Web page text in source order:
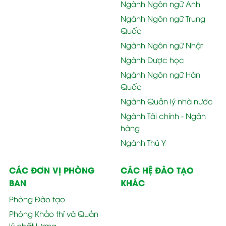
Ngành Ngôn ngữ Anh
Ngành Ngôn ngữ Trung
Quốc
Ngành Ngôn ngữ Nhật
Ngành Dược học
Ngành Ngôn ngữ Hàn
Quốc
Ngành Quản lý nhà nước
Ngành Tài chính - Ngân
hàng
Ngành Thú Y
CÁC ĐƠN VỊ PHÒNG
BAN
Phòng Đào tạo
Phòng Khảo thí và Quản
CÁC HỆ ĐÀO TẠO
KHÁC